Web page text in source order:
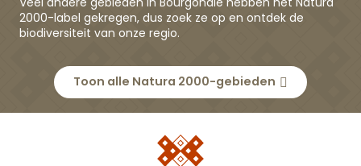
2000-label gekregen, dus zoek ze op en ontdek de
biodiversiteit van onze regio.
Toon alle Natura 2000-gebieden